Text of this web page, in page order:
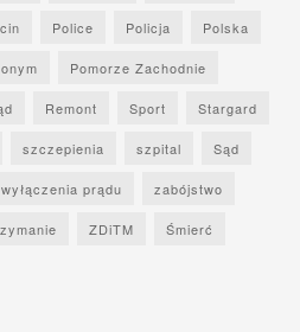
Police Policja Polska
Pomorze Zachodnie
Remont Sport Stargard
szczepienia szpital Sąd
wyłączenia prądu zabójstwo
ZDiTM Śmierć